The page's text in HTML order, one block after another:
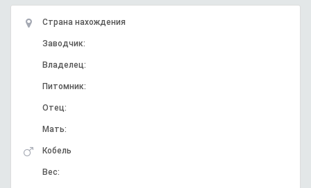
Страна нахождения
Заводчик:
Владелец:
Питомник:
Отец:
Мать:
Кобель
Вес: